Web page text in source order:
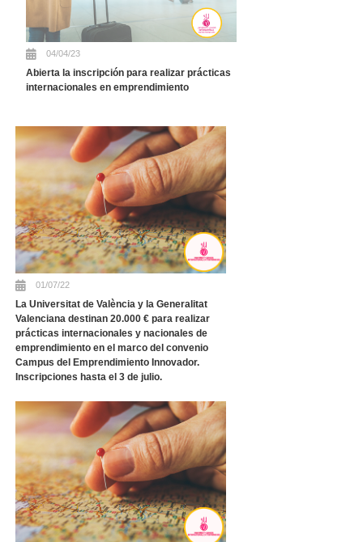
04/04/23
Abierta la inscripción para realizar prácticas
internacionales en emprendimiento
01/07/22
La Universitat de València y la Generalitat
Valenciana destinan 20.000 € para realizar
prácticas internacionales y nacionales de
emprendimiento en el marco del convenio
Campus del Emprendimiento Innovador.
Inscripciones hasta el 3 de julio.